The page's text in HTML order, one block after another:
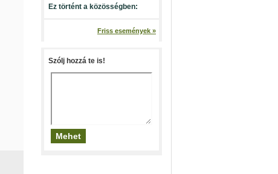
Ez történt a közösségben:
Friss események »
Szólj hozzá te is!